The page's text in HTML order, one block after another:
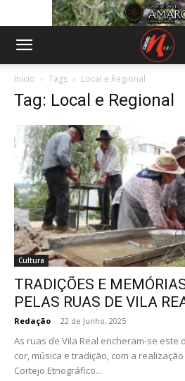
Início Tags Local e Regional
Tag: Local e Regional
Cultura
TRADIÇÕES E
PELAS RUAS DE VILA
Redação - 22 de Junho, 2025
As ruas de Vila Real encheram-se este
cor, música e tradição, com a
Cortejo Etnográfico...